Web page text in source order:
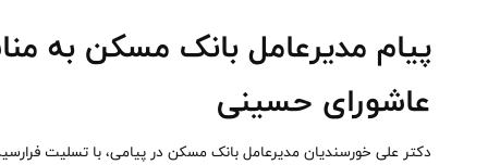
پیام مدیرعامل بانک مسکن به
عاشورای حسینی
دکتر علی خورسندیان مدیرعامل بانک مسکن در پیامی، با تسلیت